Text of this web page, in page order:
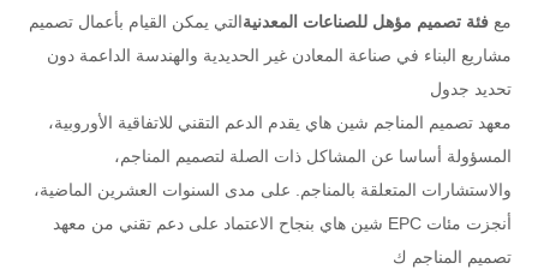
مع فئة تصميم مؤهل للصناعات المعدنيةالتي يمكن القيام بأعمال تصميم
مشاريع البناء في صناعة المعادن غير الحديدية والهندسة الداعمة دون
تحديد جدول
معهد تصميم المناجم شين هاي يقدم الدعم التقني للاتفاقية الأوروبية،
المسؤولة أساسا عن المشاكل ذات الصلة لتصميم المناجم،
والاستشارات المتعلقة بالمناجم. على مدى السنوات العشرين الماضية،
أنجزت مئات EPC شين هاي بنجاح الاعتماد على دعم تقني من معهد
تصميم المناجم ك